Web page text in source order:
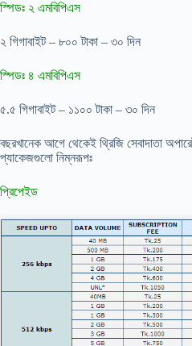
স্পিডঃ ২ এমবিপিএস
২ গিগাবাইট – ৮০০ টাকা – ৩০ দিন
স্পিডঃ ৪ এমবিপিএস
৫.৫ গিগাবাইট – ১১০০ টাকা – ৩০ দিন
বছরখানেক আগে থেকেই থ্রিজি সেবাদাতা
প্যাকেজগুলো নিম্নরূপঃ
প্রিপেইড